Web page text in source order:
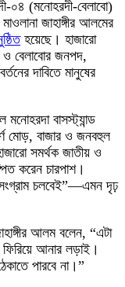
০৪ (মনোহরদী-বেলাবো)
মাওলানা জাহাঙ্গীর আলমের
হয়েছে। হাজারো
ও বেলাবোর জনপদ,
দাবিতে মানুষের
বাসস্ট্যান্ড
মোড়, বাজার ও জনবহুল
সমর্থক জাতীয় ও
করেন চারপাশ।
চলবেই”—এমন দৃঢ়
আলম বলেন, “এটা
আনার লড়াই।
পারবে না।”